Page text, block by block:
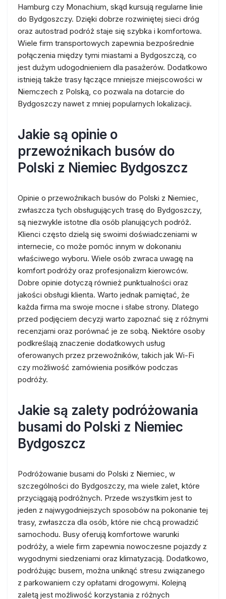
Hamburg czy Monachium, skąd kursują regularne linie
do Bydgoszczy. Dzięki dobrze rozwiniętej sieci dróg
oraz autostrad podróż staje się szybka i komfortowa.
Wiele firm transportowych zapewnia bezpośrednie
połączenia między tymi miastami a Bydgoszczą, co
jest dużym udogodnieniem dla pasażerów. Dodatkowo
istnieją także trasy łączące mniejsze miejscowości w
Niemczech z Polską, co pozwala na dotarcie do
Bydgoszczy nawet z mniej popularnych lokalizacji.
Jakie są opinie o
przewoźnikach busów do
Polski z Niemiec Bydgoszcz
Opinie o przewoźnikach busów do Polski z Niemiec,
zwłaszcza tych obsługujących trasę do Bydgoszczy,
są niezwykle istotne dla osób planujących podróż.
Klienci często dzielą się swoimi doświadczeniami w
internecie, co może pomóc innym w dokonaniu
właściwego wyboru. Wiele osób zwraca uwagę na
komfort podróży oraz profesjonalizm kierowców.
Dobre opinie dotyczą również punktualności oraz
jakości obsługi klienta. Warto jednak pamiętać, że
każda firma ma swoje mocne i słabe strony. Dlatego
przed podjęciem decyzji warto zapoznać się z różnymi
recenzjami oraz porównać je ze sobą. Niektóre osoby
podkreślają znaczenie dodatkowych usług
oferowanych przez przewoźników, takich jak Wi-Fi
czy możliwość zamówienia posiłków podczas
podróży.
Jakie są zalety podróżowania
busami do Polski z Niemiec
Bydgoszcz
Podróżowanie busami do Polski z Niemiec, w
szczególności do Bydgoszczy, ma wiele zalet, które
przyciągają podróżnych. Przede wszystkim jest to
jeden z najwygodniejszych sposobów na pokonanie tej
trasy, zwłaszcza dla osób, które nie chcą prowadzić
samochodu. Busy oferują komfortowe warunki
podróży, a wiele firm zapewnia nowoczesne pojazdy z
wygodnymi siedzeniami oraz klimatyzacją. Dodatkowo,
podróżując busem, można uniknąć stresu związanego
z parkowaniem czy opłatami drogowymi. Kolejną
zaletą jest możliwość korzystania z różnych